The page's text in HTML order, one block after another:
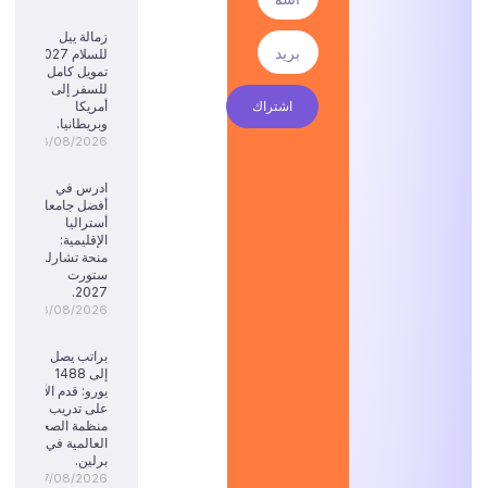
اشتراك
زمالة ييل
للسلام 2027:
تمويل كامل
للسفر إلى
أمريكا
وبريطانيا.
08/08/2026
ادرس في
أفضل جامعات
أستراليا
الإقليمية:
منحة تشارلز
ستورت
2027.
08/08/2026
براتب يصل
إلى 1488
يورو: قدم الآن
على تدريب
منظمة الصحة
العالمية في
برلين.
07/08/2026